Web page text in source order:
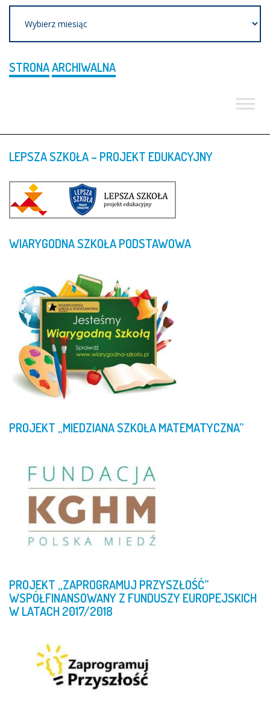
STRONAARCHIWALNA
LEPSZASZKOŁA– PROJEKT EDUKACYJNY
WIARYGODNASZKOŁAPODSTAWOWA
PROJEKT „MIEDZIANASZKOŁAMATEMATYCZNA”
PROJEKT „ZAPROGRAMUJ PRZYSZŁOŚĆ”
WSPÓŁFINANSOWANYZ FUNDUSZYEUROPEJSKICH
WLATACH2017/2018